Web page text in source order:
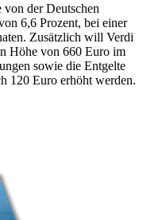
der Deutschen
6,6 Prozent, bei einer
Zusätzlich will Verdi
Höhe von 660 Euro im
sowie die Entgelte
120 Euro erhöht werden.